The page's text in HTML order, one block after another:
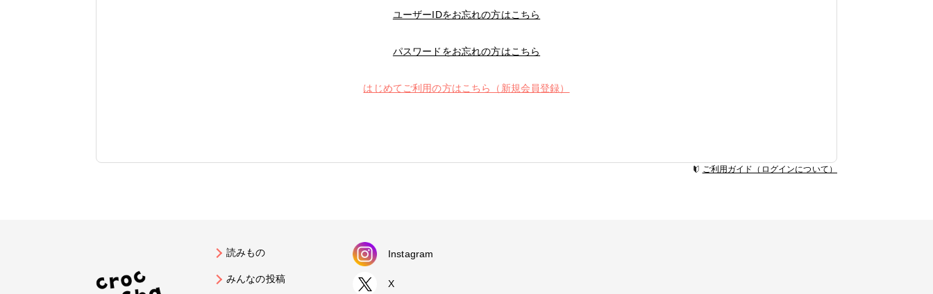
ユーザーIDをお忘れの方はこちら
パスワードをお忘れの方はこちら
はじめてご利用の方はこちら（新規会員登録）
ご利用ガイド（ログインについて）
読みもの
みんなの投稿
Instagram
X